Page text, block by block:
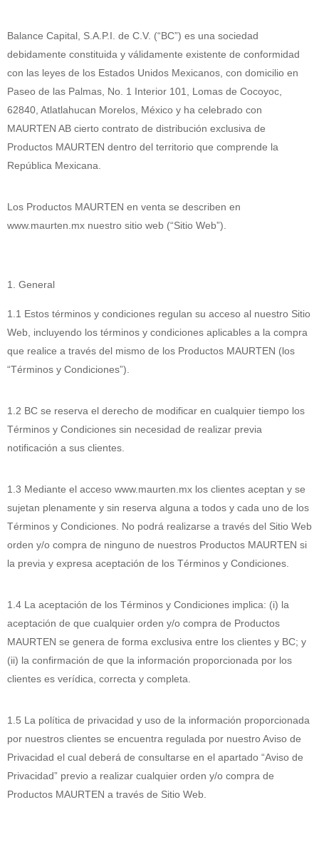
Balance Capital, S.A.P.I. de C.V. (“BC”) es una sociedad
debidamente constituida y válidamente existente de conformidad
con las leyes de los Estados Unidos Mexicanos, con domicilio en
Paseo de las Palmas, No. 1 Interior 101, Lomas de Cocoyoc,
62840, Atlatlahucan Morelos, México y ha celebrado con
MAURTEN AB cierto contrato de distribución exclusiva de
Productos MAURTEN dentro del territorio que comprende la
República Mexicana.
Los Productos MAURTEN en venta se describen en
www.maurten.mx nuestro sitio web (“Sitio Web”).
1. General
1.1 Estos términos y condiciones regulan su acceso al nuestro Sitio
Web, incluyendo los términos y condiciones aplicables a la compra
que realice a través del mismo de los Productos MAURTEN (los
“Términos y Condiciones”).
1.2 BC se reserva el derecho de modificar en cualquier tiempo los
Términos y Condiciones sin necesidad de realizar previa
notificación a sus clientes.
1.3 Mediante el acceso www.maurten.mx los clientes aceptan y se
sujetan plenamente y sin reserva alguna a todos y cada uno de los
Términos y Condiciones. No podrá realizarse a través del Sitio Web
orden y/o compra de ninguno de nuestros Productos MAURTEN si
la previa y expresa aceptación de los Términos y Condiciones.
1.4 La aceptación de los Términos y Condiciones implica: (i) la
aceptación de que cualquier orden y/o compra de Productos
MAURTEN se genera de forma exclusiva entre los clientes y BC; y
(ii) la confirmación de que la información proporcionada por los
clientes es verídica, correcta y completa.
1.5 La política de privacidad y uso de la información proporcionada
por nuestros clientes se encuentra regulada por nuestro Aviso de
Privacidad el cual deberá de consultarse en el apartado “Aviso de
Privacidad” previo a realizar cualquier orden y/o compra de
Productos MAURTEN a través de Sitio Web.